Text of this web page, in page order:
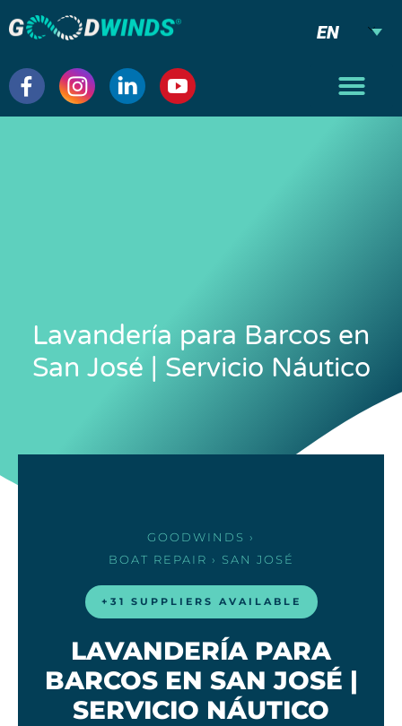
EN
Lavandería para Barcos en
San José | Servicio Náutico
GOODWINDS ›
BOAT REPAIR › SAN JOSÉ
+31 SUPPLIERS AVAILABLE
LAVANDERÍA PARA
BARCOS EN SAN JOSÉ |
SERVICIO NÁUTICO